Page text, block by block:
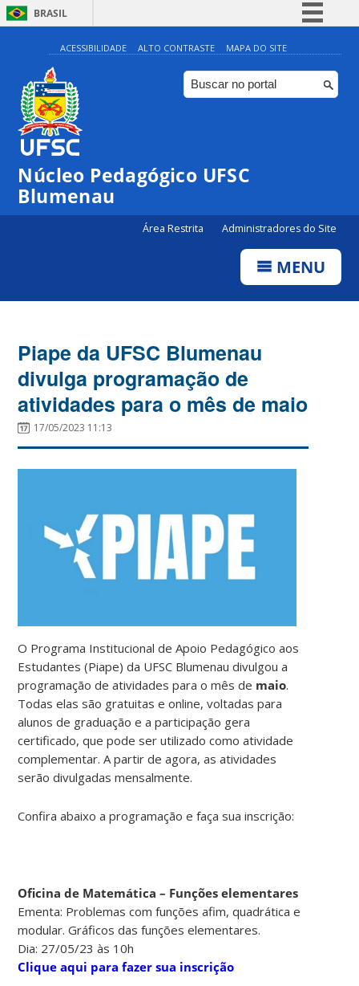
BRASIL
Simplifique!
Comunica BR
Participe
Canais
ACESSIBILIDADE ALTO CONTRASTE MAPA DO SITE
Núcleo Pedagógico UFSC
Blumenau
Área Restrita Administradores do Site
MENU
Piape da UFSC Blumenau
divulga programação de
atividades para o mês de maio
17/05/2023 11:13
O Programa Institucional de Apoio Pedagógico aos
Estudantes (Piape) da UFSC Blumenau divulgou a
programação de atividades para o mês de maio.
Todas elas são gratuitas e online, voltadas para
alunos de graduação e a participação gera
certificado, que pode ser utilizado como atividade
complementar. A partir de agora, as atividades
serão divulgadas mensalmente.
Confira abaixo a programação e faça sua inscrição:
Oficina de Matemática – Funções elementares
Ementa: Problemas com funções afim, quadrática e
modular. Gráficos das funções elementares.
Dia: 27/05/23 às 10h
Clique aqui para fazer sua inscrição